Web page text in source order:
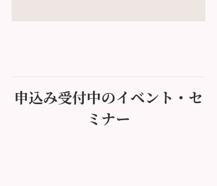
申込み受付中のイベント・セ
ミナー